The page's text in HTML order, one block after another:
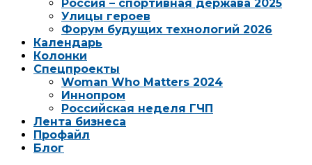
Россия – спортивная держава 2025
Улицы героев
Форум будущих технологий 2026
Календарь
Колонки
Спецпроекты
Woman Who Matters 2024
Иннопром
Российская неделя ГЧП
Лента бизнеса
Профайл
Блог